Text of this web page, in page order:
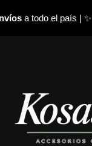
a todo el país | ✨